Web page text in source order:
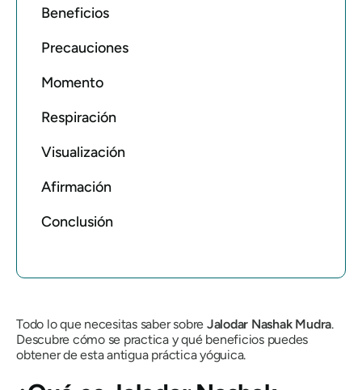
Beneficios
Precauciones
Momento
Respiración
Visualización
Afirmación
Conclusión
Todo lo que necesitas saber sobre Jalodar Nashak Mudra.
Descubre cómo se practica y qué beneficios puedes
obtener de esta antigua práctica yóguica.